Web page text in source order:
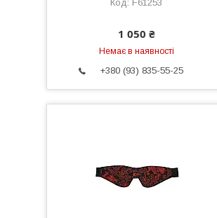
F61253
1 050 ₴
Немає в наявності
+380 (93) 835-55-25